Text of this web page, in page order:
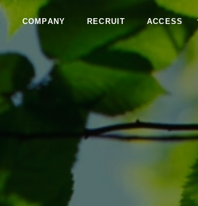
COMPANY RECRUIT ACCESS